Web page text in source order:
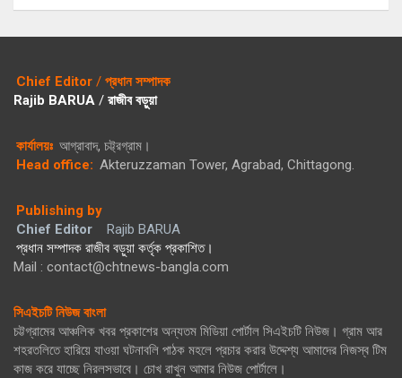
Chief Editor / প্রধান সম্পাদক
Rajib BARUA / রাজীব বড়ুয়া
কার্যালয়ঃ আগ্রাবাদ, চট্ট্রগ্রাম।
Head office: Akteruzzaman Tower, Agrabad, Chittagong.
Publishing by
Chief Editor
Rajib BARUA
প্রধান সম্পাদক রাজীব বড়ুয়া কর্তৃক প্রকাশিত।
Mail : contact@chtnews-bangla.com
সিএইচটি নিউজ বাংলা
চট্টগ্রামের আঞ্চলিক খবর প্রকাশের অন্যতম মিডিয়া পোর্টাল সিএইচটি নিউজ। গ্রাম আর
শহরতলিতে হারিয়ে যাওয়া ঘটনাবলি পাঠক মহলে প্রচার করার উদ্দেশ্য আমাদের নিজস্ব টিম
কাজ করে যাচ্ছে নিরলসভাবে। চোখ রাখুন আমার নিউজ পোর্টালে।